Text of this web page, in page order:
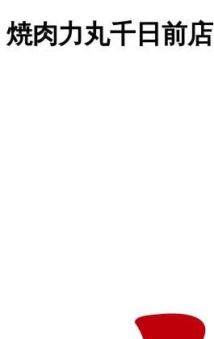
焼肉力丸千日前店